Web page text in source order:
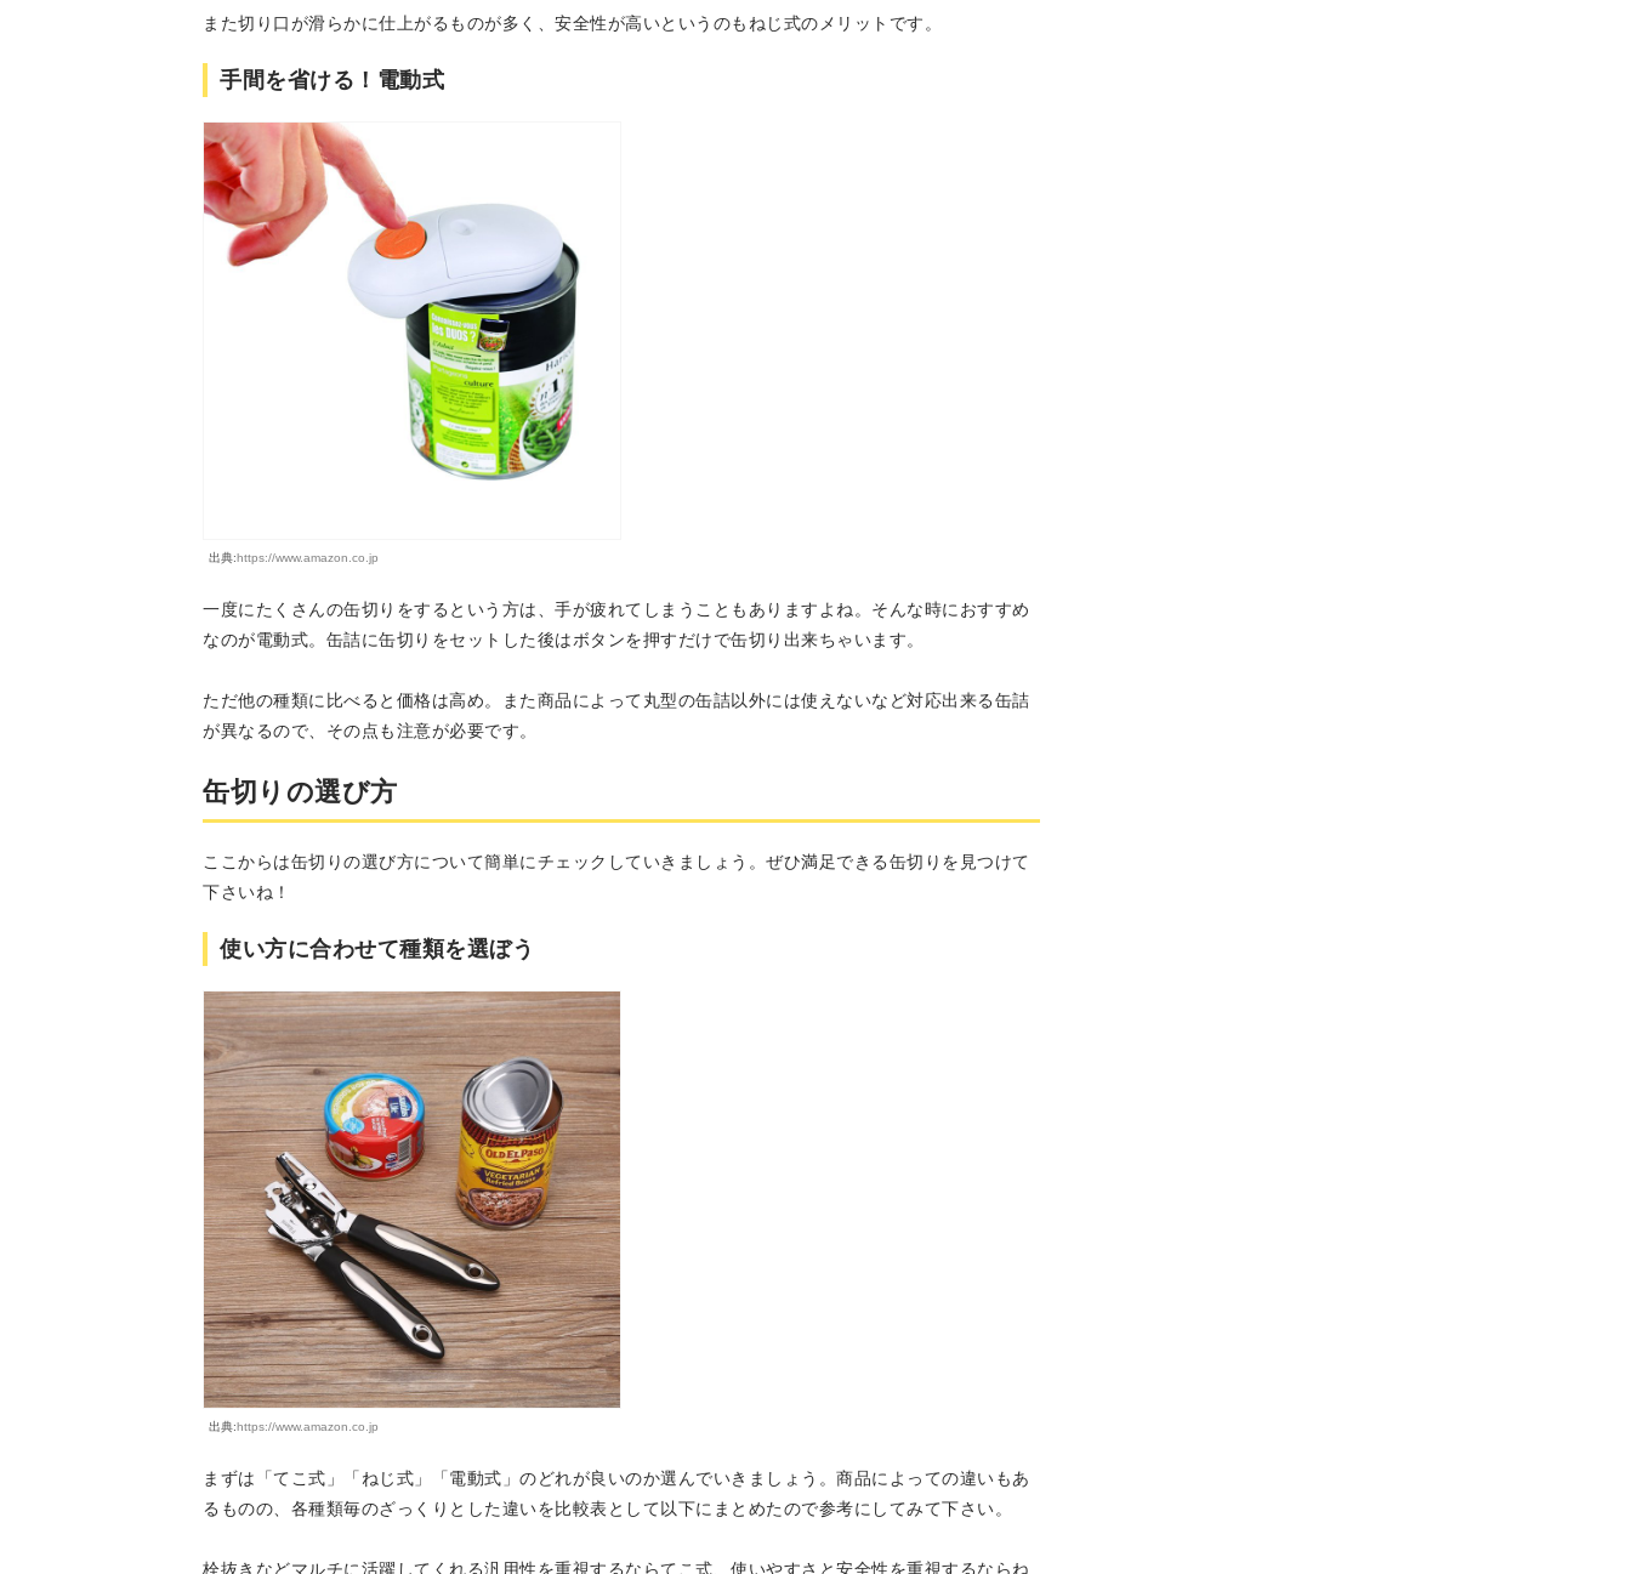
また切り口が滑らかに仕上がるものが多く、安全性が高いというのもねじ式のメリットです。
手間を省ける！電動式
出典:https://www.amazon.co.jp
一度にたくさんの缶切りをするという方は、手が疲れてしまうこともありますよね。そんな時におすすめ
なのが電動式。缶詰に缶切りをセットした後はボタンを押すだけで缶切り出来ちゃいます。
ただ他の種類に比べると価格は高め。また商品によって丸型の缶詰以外には使えないなど対応出来る缶詰
が異なるので、その点も注意が必要です。
缶切りの選び方
ここからは缶切りの選び方について簡単にチェックしていきましょう。ぜひ満足できる缶切りを見つけて
下さいね！
使い方に合わせて種類を選ぼう
出典:https://www.amazon.co.jp
まずは「てこ式」「ねじ式」「電動式」のどれが良いのか選んでいきましょう。商品によっての違いもあ
るものの、各種類毎のざっくりとした違いを比較表として以下にまとめたので参考にしてみて下さい。
栓抜きなどマルチに活躍してくれる汎用性を重視するならてこ式、使いやすさと安全性を重視するならね